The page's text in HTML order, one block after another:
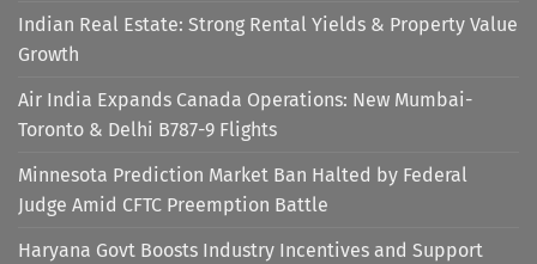
Indian Real Estate: Strong Rental Yields & Property Value
Growth
Air India Expands Canada Operations: New Mumbai-
Toronto & Delhi B787-9 Flights
Minnesota Prediction Market Ban Halted by Federal
Judge Amid CFTC Preemption Battle
Haryana Govt Boosts Industry Incentives and Support